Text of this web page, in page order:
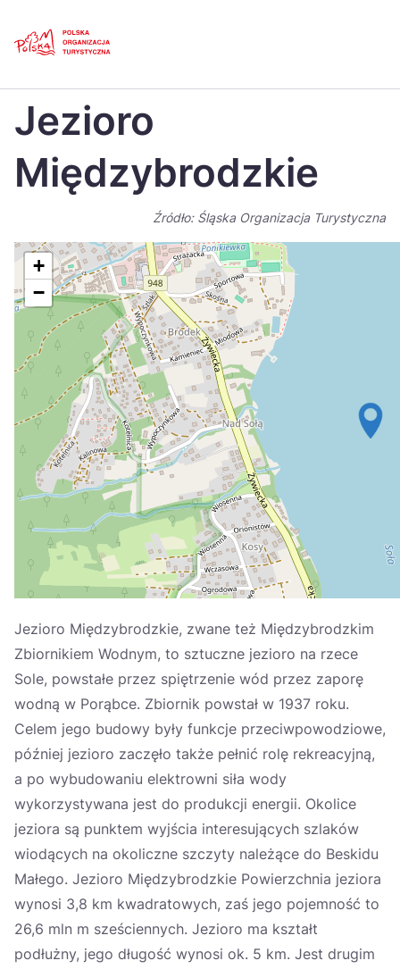
Polski
Dansk
Italiano
Nederlands
Português
Suomi
Україна
Zamknij
Jezioro
Międzybrodzkie
Źródło: Śląska Organizacja Turystyczna
+
−
Jezioro Międzybrodzkie, zwane też Międzybrodzkim
Zbiornikiem Wodnym, to sztuczne jezioro na rzece
Sole, powstałe przez spiętrzenie wód przez zaporę
wodną w Porąbce. Zbiornik powstał w 1937 roku.
Celem jego budowy były funkcje przeciwpowodziowe,
później jezioro zaczęło także pełnić rolę rekreacyjną,
a po wybudowaniu elektrowni siła wody
wykorzystywana jest do produkcji energii. Okolice
jeziora są punktem wyjścia interesujących szlaków
wiodących na okoliczne szczyty należące do Beskidu
Małego. Jezioro Międzybrodzkie Powierzchnia jeziora
wynosi 3,8 km kwadratowych, zaś jego pojemność to
26,6 mln m sześciennych. Jezioro ma kształt
podłużny, jego długość wynosi ok. 5 km. Jest drugim